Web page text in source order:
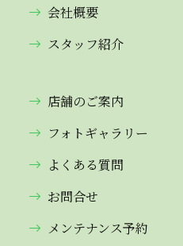
会社概要
スタッフ紹介
店舗のご案内
フォトギャラリー
よくある質問
お問合せ
メンテナンス予約